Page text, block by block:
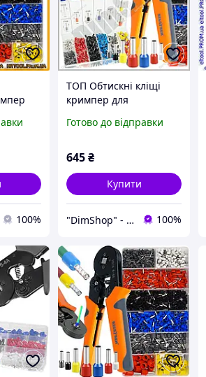
100%
ТОП Обтискні кліщі
кримпер для
Bigstren 1200 гільз
Готово до відправки
645₴
Купити
"DimShop" - інтернет-магазин 100%